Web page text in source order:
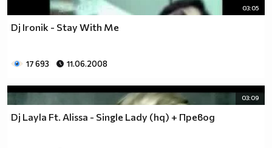
03:05
Dj Ironik - Stay With Me
17 693 11.06.2008
03:09
Dj Layla Ft. Alissa - Single Lady (hq) + Превод